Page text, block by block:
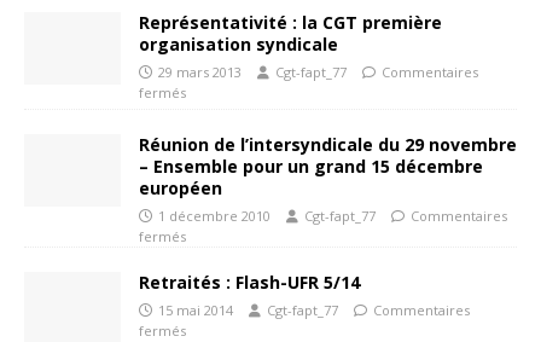
Représentativité : la CGT première
organisation syndicale
29 mars 2013 Cgt-fapt_77
Commentaires
fermés
Réunion de l’intersyndicale du 29 novembre
– Ensemble pour un grand 15 décembre
européen
1 décembre 2010 Cgt-fapt_77
Commentaires
fermés
Retraités : Flash-UFR 5/14
15 mai 2014 Cgt-fapt_77
Commentaires
fermés